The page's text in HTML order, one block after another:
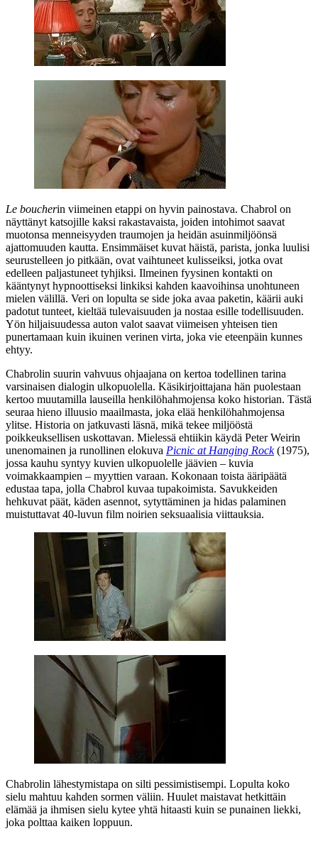
Le boucherin viimeinen etappi on hyvin painostava. Chabrol on
näyttänyt katsojille kaksi rakastavaista, joiden intohimot saavat
muotonsa menneisyyden traumojen ja heidän asuinmiljöönsä
ajattomuuden kautta. Ensimmäiset kuvat häistä, parista, jonka luulisi
seurustelleen jo pitkään, ovat vaihtuneet kulisseiksi, jotka ovat
edelleen paljastuneet tyhjiksi. Ilmeinen fyysinen kontakti on
kääntynyt hypnoottiseksi linkiksi kahden kaavoihinsa unohtuneen
mielen välillä. Veri on lopulta se side joka avaa paketin, käärii auki
padotut tunteet, kieltää tulevaisuuden ja nostaa esille todellisuuden.
Yön hiljaisuudessa auton valot saavat viimeisen yhteisen tien
punertamaan kuin ikuinen verinen virta, joka vie eteenpäin kunnes
ehtyy.
Chabrolin suurin vahvuus ohjaajana on kertoa todellinen tarina
varsinaisen dialogin ulkopuolella. Käsikirjoittajana hän puolestaan
kertoo muutamilla lauseilla henkilöhahmojensa koko historian. Tästä
seuraa hieno illuusio maailmasta, joka elää henkilöhahmojensa
ylitse. Historia on jatkuvasti läsnä, mikä tekee miljööstä
poikkeuksellisen uskottavan. Mielessä ehtiikin käydä Peter Weirin
unenomainen ja runollinen elokuva Picnic at Hanging Rock(1975),
jossa kauhu syntyy kuvien ulkopuolelle jäävien – kuvia
voimakkaampien – myyttien varaan. Kokonaan toista ääripäätä
edustaa tapa, jolla Chabrol kuvaa tupakoimista. Savukkeiden
hehkuvat päät, käden asennot, sytyttäminen ja hidas palaminen
muistuttavat 40‑luvun film noirien seksuaalisia viittauksia.
Chabrolin lähestymistapa on silti pessimistisempi. Lopulta koko
sielu mahtuu kahden sormen väliin. Huulet maistavat hetkittäin
elämää ja ihmisen sielu kytee yhtä hitaasti kuin se punainen liekki,
joka polttaa kaiken loppuun.